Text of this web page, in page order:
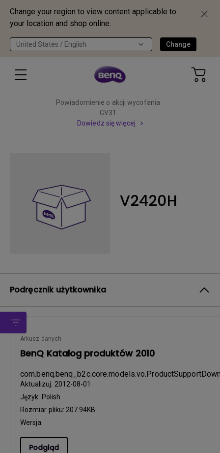
Change your region to view content applicable to
your location and shop online.
United States / English Change
Powiadomienie o akcji wycofania
GV31
Dowiedz się więcej
V2420H
Podręcznik użytkownika
Arkusz danych
BenQ Katalog produktów 2010
Aktualizuj: 2012-08-01
Język: Polish
Rozmiar pliku: 207.94KB
Wersja:
Podgląd